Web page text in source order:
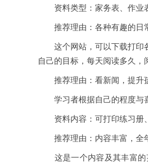
资料类型：家务表、作业
推荐理由：各种有趣的日
这个网站，可以下载打印各
自己的目标，每天阅读多久，
推荐理由：看新闻，提升
学习者根据自己的程度与喜
资料内容：可打印练习册
推荐理由：内容丰富，全
这是一个内容及其丰富的